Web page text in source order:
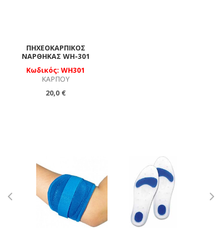
ΠΗΧΕΟΚΑΡΠΙΚΌΣ
ΝΆΡΘΗΚΑΣ WH-301
Κωδικός: WH301
ΚΑΡΠΟΎ
20,0 €